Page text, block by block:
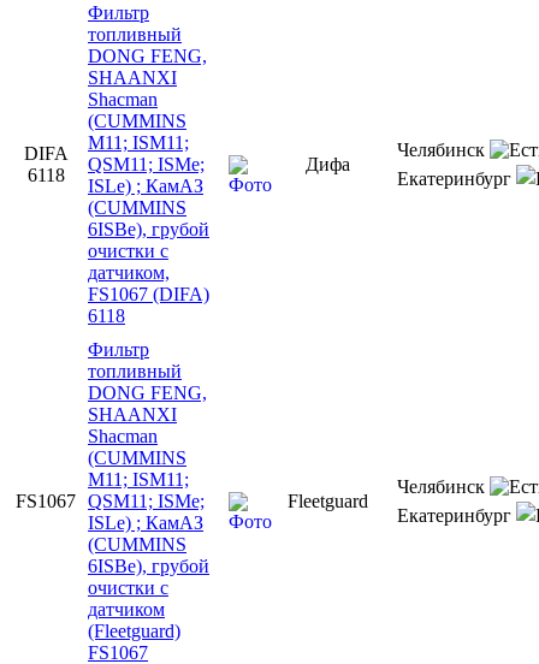
DIFA
6118
Фильтр
топливный
DONG FENG,
SHAANXI
Shacman
(CUMMINS
M11; ISM11;
QSM11; ISMe;
ISLe) ; КамАЗ
(CUMMINS
6ISBe), грубой
очистки с
датчиком,
FS1067 (DIFA)
6118
Дифа
Челябинск
Екатеринбург
FS1067
Фильтр
топливный
DONG FENG,
SHAANXI
Shacman
(CUMMINS
M11; ISM11;
QSM11; ISMe;
ISLe) ; КамАЗ
(CUMMINS
6ISBe), грубой
очистки с
датчиком
(Fleetguard)
FS1067
Fleetguard
Челябинск
Екатеринбург